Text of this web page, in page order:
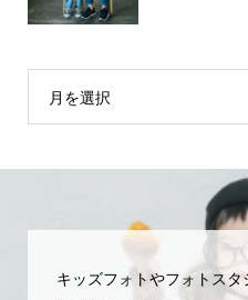
月を選択
キッズフォトやフォトス